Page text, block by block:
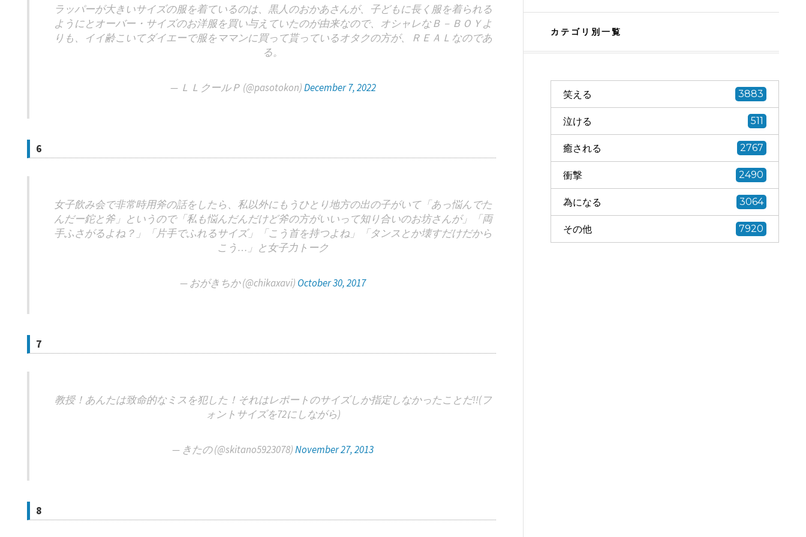
ラッパーが大きいサイズの服を着ているのは、黒人のおかあさんが、子どもに長く服を着られる
ようにとオーバー・サイズのお洋服を買い与えていたのが由来なので、オシャレなＢ－ＢＯＹよ
りも、イイ齢こいてダイエーで服をママンに買って貰っているオタクの方が、ＲＥＡＬなのであ
る。
— ＬＬクールＰ (@pasotokon)December 7, 2022
6
女子飲み会で非常時用斧の話をしたら、私以外にもうひとり地方の出の子がいて「あっ悩んでた
んだー鉈と斧」というので「私も悩んだんだけど斧の方がいいって知り合いのお坊さんが」「両
手ふさがるよね？」「片手でふれるサイズ」「こう首を持つよね」「タンスとか壊すだけだから
こう…」と女子力トーク
— おがきちか (@chikaxavi) October 30, 2017
7
教授！あんたは致命的なミスを犯した！それはレポートのサイズしか指定しなかったことだ!!(フ
ォントサイズを72にしながら)
— きたの (@skitano5923078)November 27, 2013
8
カテゴリ別一覧
笑える 3883
泣ける 511
癒される 2767
衝撃 2490
為になる 3064
その他 7920